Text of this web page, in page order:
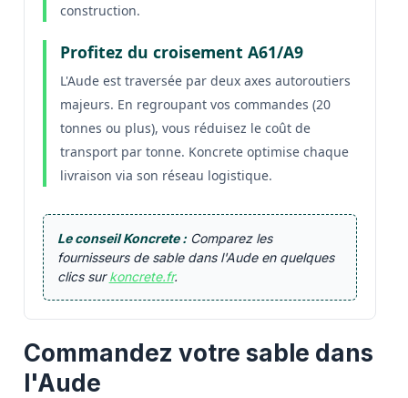
construction.
Profitez du croisement A61/A9
L'Aude est traversée par deux axes autoroutiers
majeurs. En regroupant vos commandes (20
tonnes ou plus), vous réduisez le coût de
transport par tonne. Koncrete optimise chaque
livraison via son réseau logistique.
Le conseil Koncrete :Comparez les
fournisseurs de sable dans l'Aude en quelques
clics surkoncrete.fr.
Commandez votre sable dans
l'Aude